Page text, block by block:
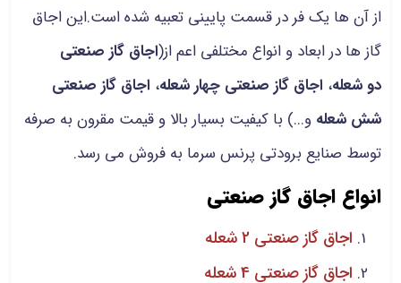
از آن ها یک فر در قسمت پایینی تعبیه شده است.این اجاق
گاز ها در ابعاد و انواع مختلفی اعم از(اجاق گاز صنعتی
دو شعله، اجاق گاز صنعتی چهار شعله، اجاق گاز صنعتی
شش شعله و...) با کیفیت بسیار بالا و قیمت مقرون به صرفه
توسط صنایع برودتی پرنس سرما به فروش می رسد.
انواع اجاق گاز صنعتی
اجاق گاز صنعتی 2 شعله
اجاق گاز صنعتی 4 شعله